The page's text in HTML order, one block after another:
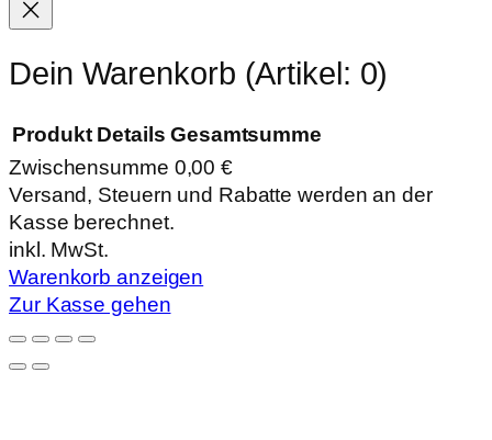
Dein Warenkorb (Artikel: 0)
Produkte
im
Warenkorb
Produkt Details Gesamtsumme
Zwischensumme 0,00 €
Versand, Steuern und Rabatte werden an der
Kasse berechnet.
inkl. MwSt.
Warenkorb anzeigen
Zur Kasse gehen